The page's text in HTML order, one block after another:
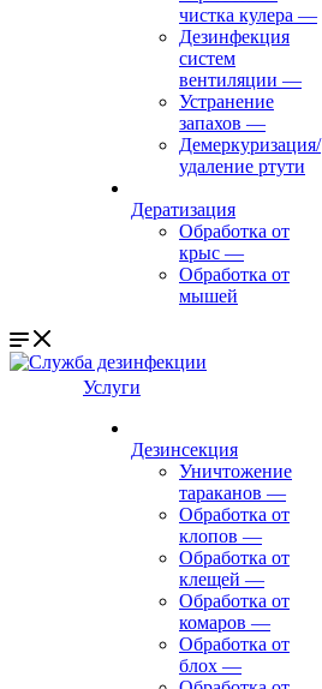
чистка кулера —
Дезинфекция
систем
вентиляции —
Устранение
запахов —
Демеркуризация/
удаление ртути
Дератизация
Обработка от
крыс —
Обработка от
мышей
Услуги
Дезинсекция
Уничтожение
тараканов —
Обработка от
клопов —
Обработка от
клещей —
Обработка от
комаров —
Обработка от
блох —